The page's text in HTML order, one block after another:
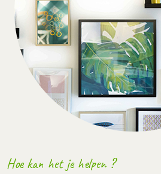
Hoe kan het je helpen ?